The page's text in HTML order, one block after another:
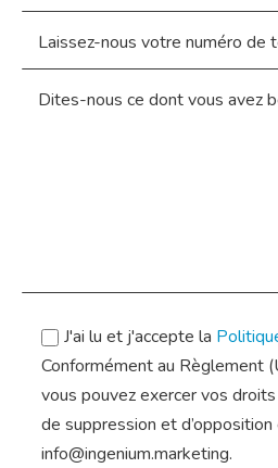
J'ai lu et j'accepte la
Conformément au Règlement
vous pouvez exercer vos droits
de suppression et
info@ingenium.marketing.